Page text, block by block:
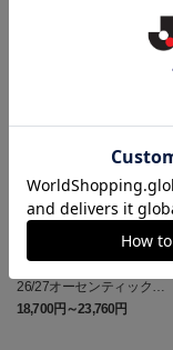
26/27オーセンティックユ
ニフォーム半袖（FP1st）
18,700円～23,760円